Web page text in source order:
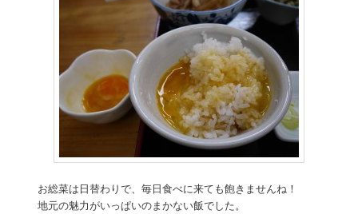
お総菜は日替わりで、毎日食べに来ても飽きませんね！
地元の魅力がいっぱいのまかない飯でした。